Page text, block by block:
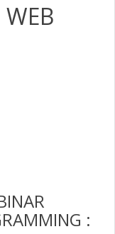
: